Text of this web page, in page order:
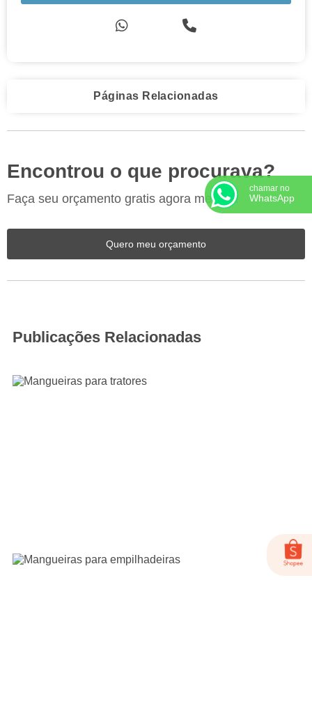
Páginas Relacionadas
Encontrou o que procurava?
Faça seu orçamento gratis agora mesmo!
Quero meu orçamento
Publicações Relacionadas
chamar no
WhatsApp